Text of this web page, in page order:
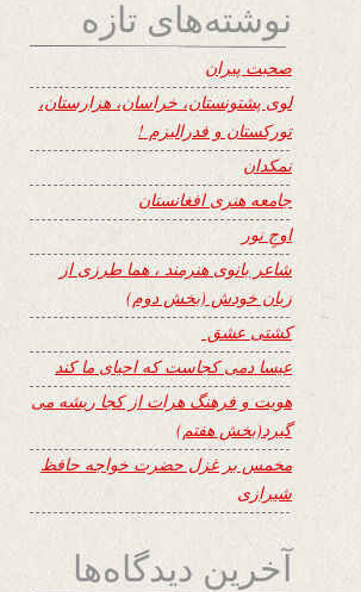
نوشته‌های تازه
صحبت پیران
لوی پشتونستان، خراسان، هزارستان،
تورکستان و فدرالیزم !
نمکدان
جامعه هنری افغانستان
اوجِ نور
شاعر بانوی هنرمند ، هما طرزی از
زبان خودش (بخش دوم)
کشتی عشق
عیسا دمی کجاست که احیای ما کند
هویت و فرهنگ هرات از کجا ریشه می
گیرد(بخش هفتم)
مخمس بر غزل حضرت خواجه حافظ
شیرازی
آخرین دیدگاه‌ها